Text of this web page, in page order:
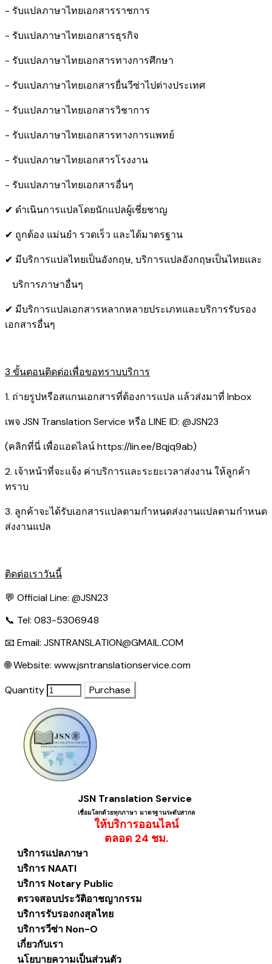
- รับแปลภาษาไทยเอกสารราชการ
- รับแปลภาษาไทยเอกสารธุรกิจ
- รับแปลภาษาไทยเอกสารทางการศึกษา
- รับแปลภาษาไทยเอกสารยื่นวีซ่าไปต่างประเทศ
- รับแปลภาษาไทยเอกสารวิชาการ
- รับแปลภาษาไทยเอกสารทางการแพทย์
- รับแปลภาษาไทยเอกสารโรงงาน
- รับแปลภาษาไทยเอกสารอื่นๆ
✔ ดำเนินการแปลโดยนักแปลผู้เชี่ยชาญ
✔ ถูกต้อง แม่นยำ รวดเร็ว และได้มาตรฐาน
✔ มีบริการแปลไทยเป็นอังกฤษ, บริการแปลอังกฤษเป็นไทยและ
บริการภาษาอื่นๆ
✔ มีบริการแปลเอกสารหลากหลายประเภทและบริการรับรอง​
เอกสารอื่นๆ
3 ขั้นตอนติดต่อเพื่อขอทราบบริการ
1. ถ่ายรูปหรือสแกนเอกสารที่ต้องการแปล แล้วส่งมาที่ Inbox
เพจ JSN Translation Service หรือ LINE ID: @JSN23
(คลิกที่นี่ เพื่อแอดไลน์https://lin.ee/Bqjq9ab)
2. เจ้าหน้าที่จะแจ้ง ค่าบริการและระยะเวลาส่งงาน ให้ลูกค้า
ทราบ
3. ลูกค้าจะได้รับเอกสารแปลตามกำหนดส่งงานแปลตามกำหนด
ส่งงานแปล
ติดต่อเราวันนี้
💬 Official Line: @JSN23
📞 Tel: 083-5306948
📧 Email: JSNTRANSLATION@GMAIL.COM
🌐 Website: www.jsntranslationservice.com
Quantity
Purchase
JSN Translation Service
เชื่อมโลกด้วยทุกภาษา ​มาตรฐานระดับสากล
ให้บริการออนไลน์
​ตลอด 24 ชม.
บริการแปลภาษา
บริการ NAATI
บริการ Notary Public
ตรวจสอบประวัติอาชญากรรม
บริการรับรองกงสุลไทย
บริการวีซ่า Non-O
เกี่ยวกับเรา
นโยบายความเป็นส่วนตัว